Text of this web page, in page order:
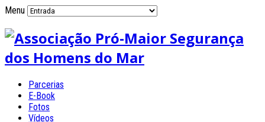
Menu
Parcerias
E-Book
Fotos
Vídeos